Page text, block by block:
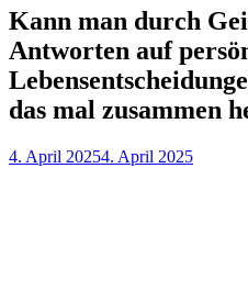
Kann man durch
Antworten auf
das mal zusammen
Posted
4. April 20254. April 2025